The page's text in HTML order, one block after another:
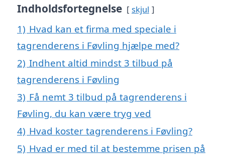
Indholdsfortegnelse skjul
1) Hvad kan et firma med speciale i
tagrenderens i Føvling hjælpe med?
2) Indhent altid mindst 3 tilbud på
tagrenderens i Føvling
3) Få nemt 3 tilbud på tagrenderens i
Føvling, du kan være tryg ved
4) Hvad koster tagrenderens i Føvling?
5) Hvad er med til at bestemme prisen på